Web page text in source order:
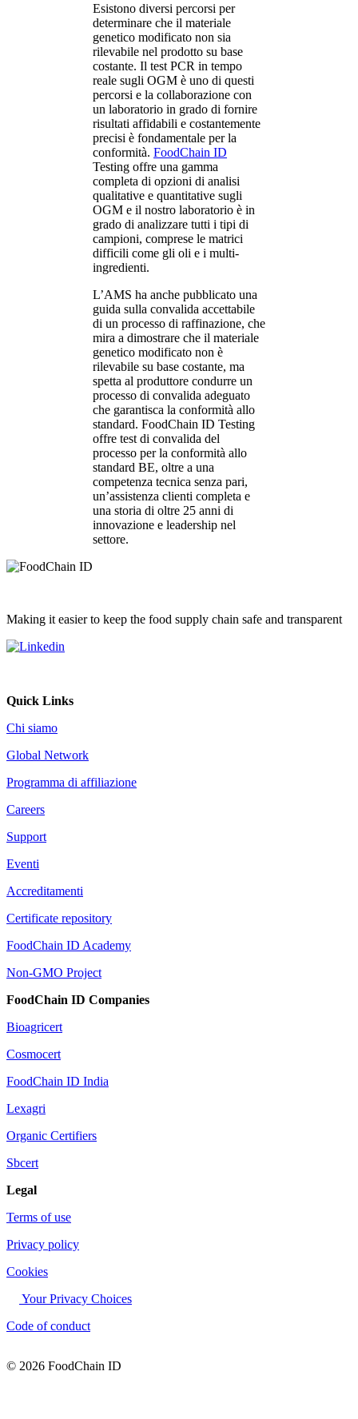
Esistono diversi percorsi per
determinare che il materiale
genetico modificato non sia
rilevabile nel prodotto su base
costante. Il test PCR in tempo
reale sugli OGM è uno di questi
percorsi e la collaborazione con
un laboratorio in grado di fornire
risultati affidabili e costantemente
precisi è fondamentale per la
conformità. FoodChain ID
Testing offre una gamma
completa di opzioni di analisi
qualitative e quantitative sugli
OGM e il nostro laboratorio è in
grado di analizzare tutti i tipi di
campioni, comprese le matrici
difficili come gli oli e i multi-
ingredienti.
L’AMS ha anche pubblicato una
guida sulla convalida accettabile
di un processo di raffinazione, che
mira a dimostrare che il materiale
genetico modificato non è
rilevabile su base costante, ma
spetta al produttore condurre un
processo di convalida adeguato
che garantisca la conformità allo
standard. FoodChain ID Testing
offre test di convalida del
processo per la conformità allo
standard BE, oltre a una
competenza tecnica senza pari,
un’assistenza clienti completa e
una storia di oltre 25 anni di
innovazione e leadership nel
settore.
Making it easier to keep the food supply chain safe and transparent
Quick Links
Chi siamo
Global Network
Programma di affiliazione
Careers
Support
Eventi
Accreditamenti
Certificate repository
FoodChain ID Academy
Non-GMO Project
FoodChain ID Companies
Bioagricert
Cosmocert
FoodChain ID India
Lexagri
Organic Certifiers
Sbcert
Legal
Terms of use
Privacy policy
Cookies
Your Privacy Choices
Code of conduct
© 2026 FoodChain ID